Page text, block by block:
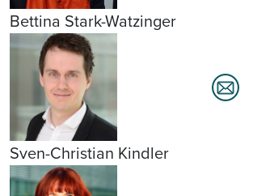
Bettina Stark-Watzinger
Sven-Christian Kindler